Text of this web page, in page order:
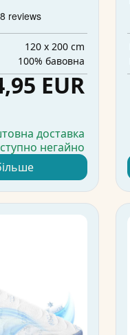
120 x 200 cm
100% бавовна
EUR
доставка
негайно